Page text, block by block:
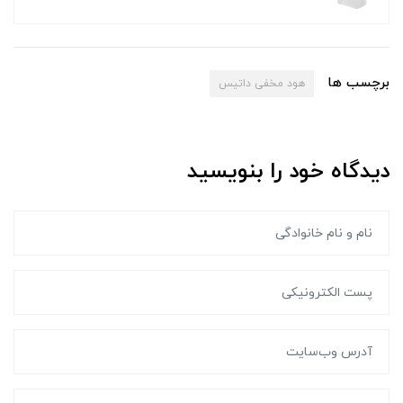
برچسب ها هود مخفی داتیس
دیدگاه خود را بنویسید